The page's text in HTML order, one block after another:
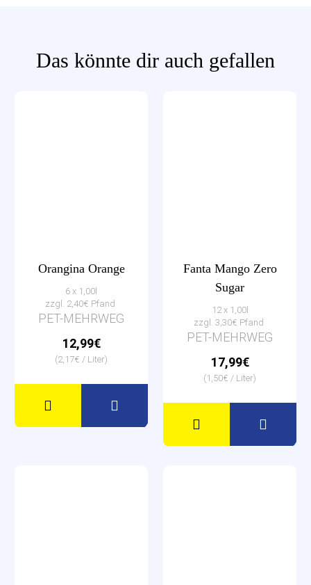
Das könnte dir auch gefallen
Orangina Orange
6 x 1,00l
zzgl. 2,40€ Pfand
PET-MEHRWEG
12,99€
(2,17€ / Liter)
Fanta Mango Zero
Sugar
12 x 1,00l
zzgl. 3,30€ Pfand
PET-MEHRWEG
17,99€
(1,50€ / Liter)